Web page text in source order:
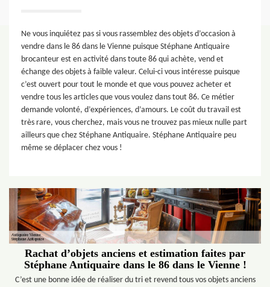
Ne vous inquiétez pas si vous rassemblez des objets d’occasion à
vendre dans le 86 dans le Vienne puisque Stéphane Antiquaire
brocanteur est en activité dans toute 86 qui achète, vend et
échange des objets à faible valeur. Celui-ci vous intéresse puisque
c’est ouvert pour tout le monde et que vous pouvez acheter et
vendre tous les articles que vous voulez dans tout 86. Ce métier
demande volonté, d’expériences, d’amours. Le coût du travail est
très rare, vous cherchez, mais vous ne trouvez pas mieux nulle part
ailleurs que chez Stéphane Antiquaire. Stéphane Antiquaire peu
même se déplacer chez vous !
Rachat d’objets anciens et estimation faites par
Stéphane Antiquaire dans le 86 dans le Vienne !
C’est une bonne idée de réaliser du tri et revend tous vos objets anciens